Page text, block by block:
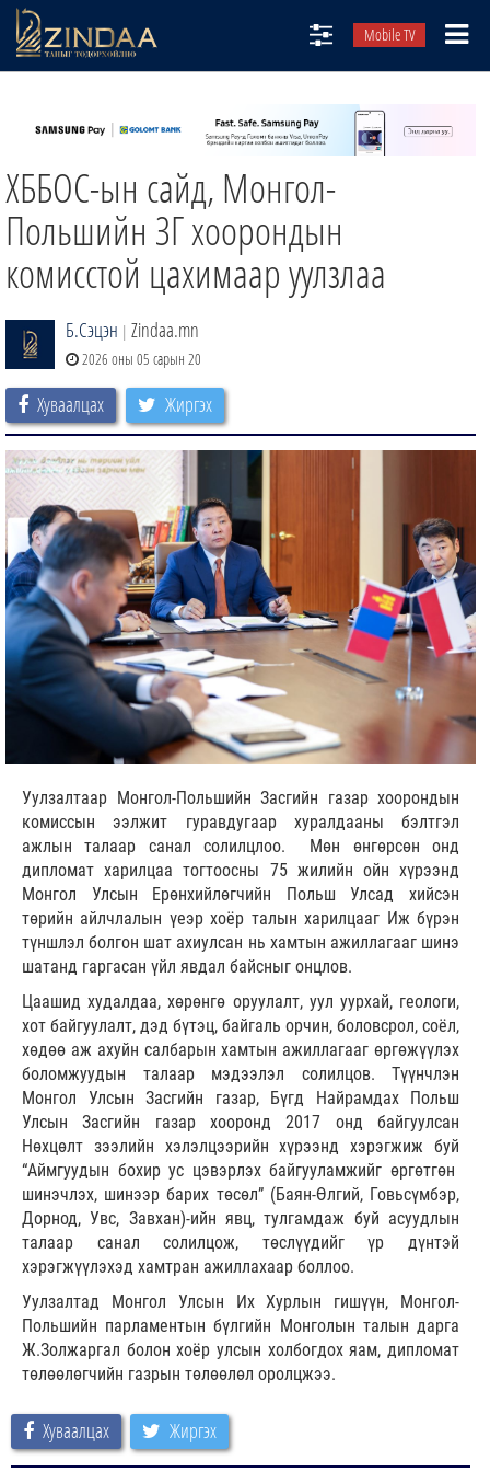
Mobile TV
ТВ8
ӨГЛӨӨНИЙ СОНИН
АУДИО ЗОХИОЛ
ХББОС-ын сайд, Монгол-
Польшийн ЗГ хоорондын
комисстой цахимаар уулзлаа
Б.Сэцэн | Zindaa.mn
2026 оны 05 сарын 20
Хуваалцах Жиргэх
Уулзалтаар Монгол-Польшийн Засгийн газар хоорондын
комиссын ээлжит гуравдугаар хуралдааны бэлтгэл
ажлын талаар санал солилцлоо. Мөн өнгөрсөн онд
дипломат харилцаа тогтоосны 75 жилийн ойн хүрээнд
Монгол Улсын Ерөнхийлөгчийн Польш Улсад хийсэн
төрийн айлчлалын үеэр хоёр талын харилцааг Иж бүрэн
түншлэл болгон шат ахиулсан нь хамтын ажиллагааг шинэ
шатанд гаргасан үйл явдал байсныг онцлов.
Цаашид худалдаа, хөрөнгө оруулалт, уул уурхай, геологи,
хот байгуулалт, дэд бүтэц, байгаль орчин, боловсрол, соёл,
хөдөө аж ахуйн салбарын хамтын ажиллагааг өргөжүүлэх
боломжуудын талаар мэдээлэл солилцов. Түүнчлэн
Монгол Улсын Засгийн газар, Бүгд Найрамдах Польш
Улсын Засгийн газар хооронд 2017 онд байгуулсан
Нөхцөлт зээлийн хэлэлцээрийн хүрээнд хэрэгжиж буй
“Аймгуудын бохир ус цэвэрлэх байгууламжийг өргөтгөн
шинэчлэх, шинээр барих төсөл” (Баян-Өлгий, Говьсүмбэр,
Дорнод, Увс, Завхан)-ийн явц, тулгамдаж буй асуудлын
талаар санал солилцож, төслүүдийг үр дүнтэй
хэрэгжүүлэхэд хамтран ажиллахаар боллоо.
Уулзалтад Монгол Улсын Их Хурлын гишүүн, Монгол-
Польшийн парламентын бүлгийн Монголын талын дарга
Ж.Золжаргал болон хоёр улсын холбогдох яам, дипломат
төлөөлөгчийн газрын төлөөлөл оролцжээ.
Хуваалцах Жиргэх